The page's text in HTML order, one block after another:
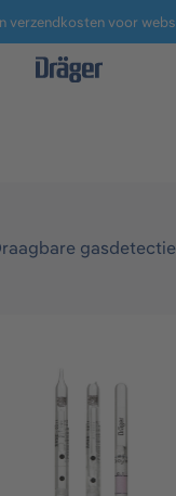
platform
gasdetectie